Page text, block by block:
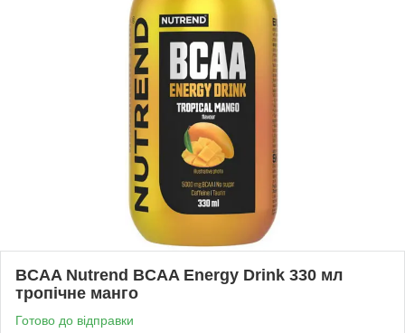
BCAA Nutrend BCAA Energy Drink 330 мл
тропічне манго
Готово до відправки